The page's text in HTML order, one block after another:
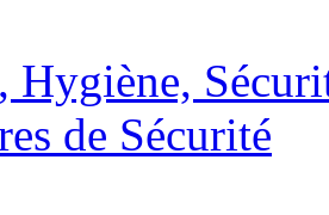
Hygiène,
de Sécurité